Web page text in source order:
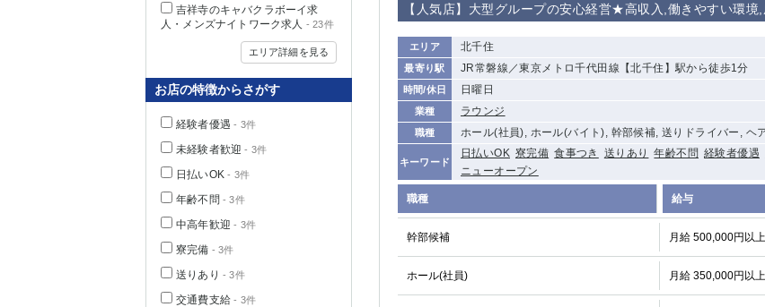
【人気店】大型グループの安心経営★高収入,働きやすい環
エリア 北千住
最寄り駅 JR常磐線／東京メトロ千代田線【北千住】駅から徒歩1分
時間/休日 日曜日
業種 ラウンジ
職種 ホール(社員), ホール(バイト), 幹部候補, 送りドライバー, ヘ
キーワード
日払いOK 寮完備 食事つき 送りあり 年齢不問 経験者優遇
ニューオープン
職種 給与
幹部候補 月給 500,000円以上
ホール(社員) 月給 350,000円以上
吉祥寺のキャバクラボーイ求
人・メンズナイトワーク求人 - 23件
エリア詳細を見る
お店の特徴からさがす
経験者優遇 - 3件
未経験者歓迎 - 3件
日払いOK - 3件
年齢不問 - 3件
中高年歓迎 - 3件
寮完備 - 3件
送りあり - 3件
交通費支給 - 3件
「赤羽岩淵駅」
から徒歩10分
①歌舞伎町 ②
新宿
①東武練馬 ②
成増・板橋 ③
大山 ②池袋
下赤塚 竹ノ塚 三鷹 亀戸
浅草 新小岩 幡ヶ
湯島
関内 溝の口
小田原
関内・馬車道・
日ノ出町
武蔵